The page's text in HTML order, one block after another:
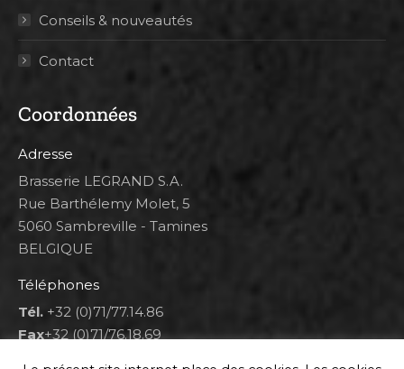
Conseils & nouveautés
Contact
Coordonnées
Adresse
Brasserie LEGRAND S.A.
Rue Barthélemy Molet, 5
5060 Sambreville - Tamines
BELGIQUE
Téléphones
Tél. +32 (0)71/77.14.86
Fax+32 (0)71/76.18.69